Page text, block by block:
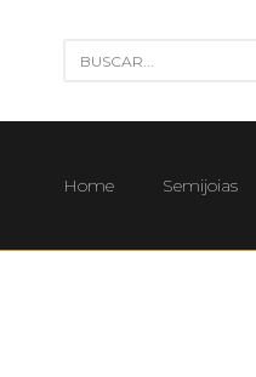
Home Semijoias